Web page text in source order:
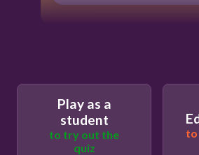
Play as a
student
to try out the
quiz
to